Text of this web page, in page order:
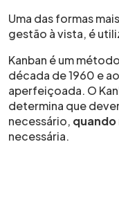
Uma das formas
gestão à vista, é
Kanban é um
década de 1960 e
aperfeiçoada. O
determina que
necessário, quando
necessária.